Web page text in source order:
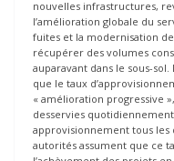
nouvelles infrastructures,
l’amélioration globale du
fuites et la modernisation
récupérer des volumes
auparavant dans le sous-
que le taux
« amélioration progressive
desservies
approvisionnement tous
autorités assument que ce